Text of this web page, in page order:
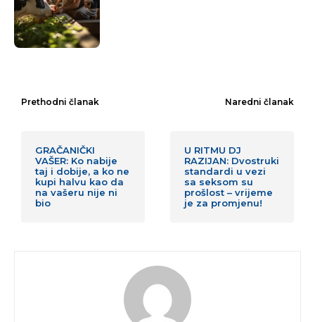
Prethodni članak
GRAČANIČKI
VAŠER: Ko nabije
taj i dobije, a ko ne
kupi halvu kao da
na vašeru nije ni
bio
Naredni članak
U RITMU DJ
RAZIJAN: Dvostruki
standardi u vezi
sa seksom su
prošlost – vrijeme
je za promjenu!